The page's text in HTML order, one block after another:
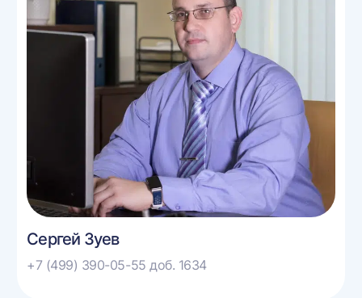
Сергей Зуев
+7 (499) 390-05-55 доб. 1634